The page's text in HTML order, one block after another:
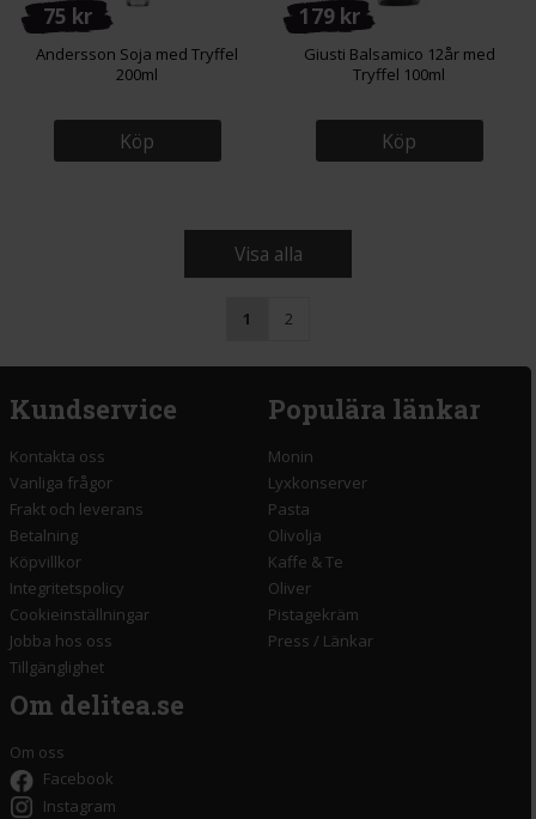
75 kr
Andersson Soja med Tryffel
200ml
Köp
179 kr
Giusti Balsamico 12år med
Tryffel 100ml
Köp
Visa alla
1 2
Kundservice
Kontakta oss
Vanliga frågor
Frakt och leverans
Betalning
Köpvillkor
Integritetspolicy
Cookieinställningar
Jobba hos oss
Tillgänglighet
Populära länkar
Monin
Lyxkonserver
Pasta
Olivolja
Kaffe & Te
Oliver
Pistagekräm
Press / Länkar
Om delitea.se
Om oss
Facebook
Instagram